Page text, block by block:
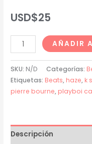
USD$25
Suave
x
Pierre
Bourne
-
AÑADIR
SKU: N/D Categorías:
Etiquetas: Beats, haze, k
pierre bourne, playboi
Descripción